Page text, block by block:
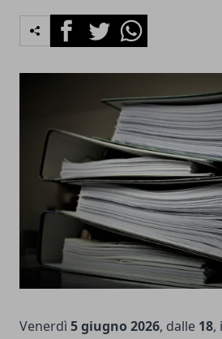
FacebookTwitterWhatsapp
Venerdì 5 giugno 2026, dalle 18,